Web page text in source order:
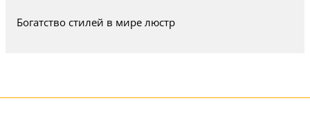
Богатство стилей в мире люстр